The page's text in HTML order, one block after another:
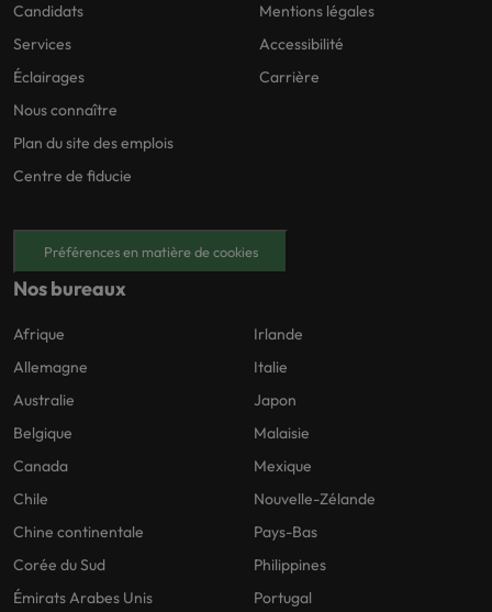
Candidats
Services
Éclairages
Nous connaître
Plan du site des emplois
Centre de fiducie
Mentions légales
Accessibilité
Carrière
Préférences en matière de cookies
Nos bureaux
Afrique
Allemagne
Australie
Belgique
Canada
Chile
Chine continentale
Corée du Sud
Émirats Arabes Unis
Irlande
Italie
Japon
Malaisie
Mexique
Nouvelle-Zélande
Pays-Bas
Philippines
Portugal